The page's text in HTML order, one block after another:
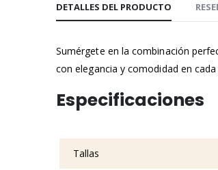
la
galería
imágenes
DETALLES DEL PRODUCTO
Sumérgete en la combinación
con elegancia y comodidad en
Especificaciones
Tallas